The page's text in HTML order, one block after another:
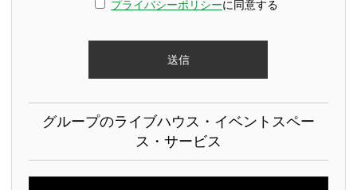
プライバシーポリシーに同意する
グループのライブハウス・イベントスペー
ス・サービス